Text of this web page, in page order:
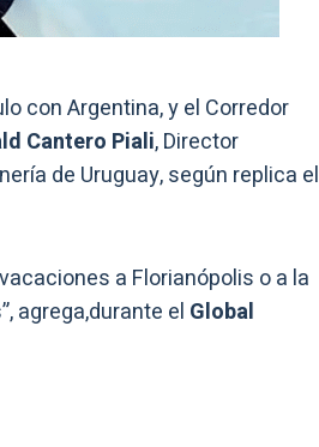
con Argentina, y el Corredor
Cantero Piali, Director
de Uruguay, según replica el
a Florianópolis o a la
agrega,durante el Global